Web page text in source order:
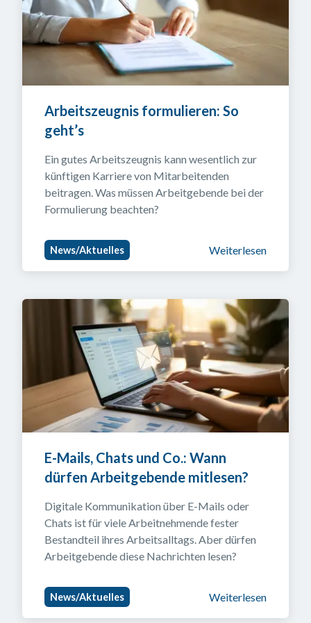
Arbeitszeugnis formulieren: So
geht’s
Ein gutes Arbeitszeugnis kann wesentlich zur
künftigen Karriere von Mitarbeitenden
beitragen. Was müssen Arbeitgebende bei der
Formulierung beachten?
News/Aktuelles Weiterlesen
E-Mails, Chats und Co.: Wann
dürfen Arbeitgebende mitlesen?
Digitale Kommunikation über E-Mails oder
Chats ist für viele Arbeitnehmende fester
Bestandteil ihres Arbeitsalltags. Aber dürfen
Arbeitgebende diese Nachrichten lesen?
News/Aktuelles Weiterlesen